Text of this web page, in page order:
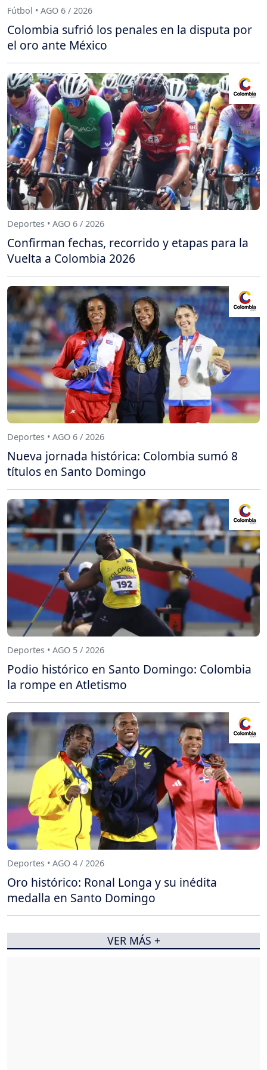
Fútbol • AGO 6 / 2026
Colombia sufrió los penales en la disputa por
el oro ante México
Deportes • AGO 6 / 2026
Confirman fechas, recorrido y etapas para la
Vuelta a Colombia 2026
Deportes • AGO 6 / 2026
Nueva jornada histórica: Colombia sumó 8
títulos en Santo Domingo
Deportes • AGO 5 / 2026
Podio histórico en Santo Domingo: Colombia
la rompe en Atletismo
Deportes • AGO 4 / 2026
Oro histórico: Ronal Longa y su inédita
medalla en Santo Domingo
VER MÁS +